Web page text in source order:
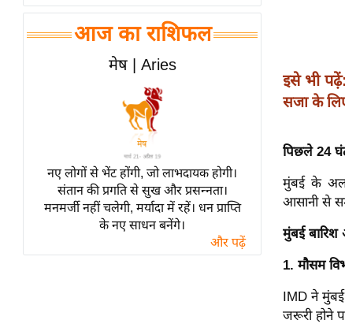
चाय पर
समीक्षा
व्रत
त्योहार
राशिफल
विशेष
आज का राशिफल
मेष | Aries
नए लोगों से भेंट होंगी, जो लाभदायक होगी।
संतान की प्रगति से सुख और प्रसन्नता।
मनमर्जी नहीं चलेगी, मर्यादा में रहें। धन प्राप्ति
के नए साधन बनेंगे।
और पढ़ें
इसे भी पढ़ें:
सजा के
पिछले 24
मुंबई के
आसानी से
मुंबई
1. मौसम
IMD ने मुंबई
जरूरी होने